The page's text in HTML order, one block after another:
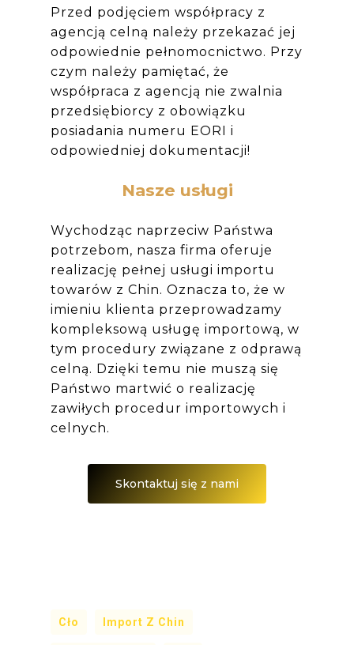
Przed podjęciem współpracy z
agencją celną należy przekazać jej
odpowiednie pełnomocnictwo. Przy
czym należy pamiętać, że
współpraca z agencją nie zwalnia
przedsiębiorcy z obowiązku
posiadania numeru EORI i
odpowiedniej dokumentacji!
Nasze usługi
Wychodząc naprzeciw Państwa
potrzebom, nasza firma oferuje
realizację pełnej usługi importu
towarów z Chin. Oznacza to, że w
imieniu klienta przeprowadzamy
kompleksową usługę importową, w
tym procedury związane z odprawą
celną. Dzięki temu nie muszą się
Państwo martwić o realizację
zawiłych procedur importowych i
celnych.
Skontaktuj się z nami
Cło Import Z Chin